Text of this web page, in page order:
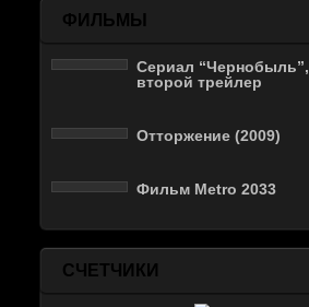
ФИЛЬМЫ
Сериал “Чернобыль”,
второй трейлер
Отторжение (2009)
Фильм Metro 2033
СЧЕТЧИКИ